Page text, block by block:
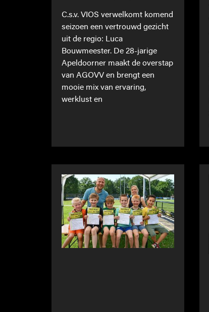
C.s.v. VIOS verwelkomt komend
seizoen een vertrouwd gezicht
uit de regio: Luca
Bouwmeester. De 28-jarige
Apeldoorner maakt de overstap
van AGOVV en brengt een
mooie mix van ervaring,
werklust en